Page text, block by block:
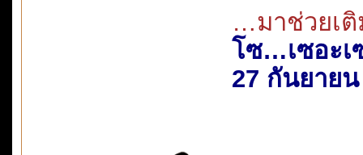
…มาช่วยเ
โซ…เซอะเ
27 กันยายน